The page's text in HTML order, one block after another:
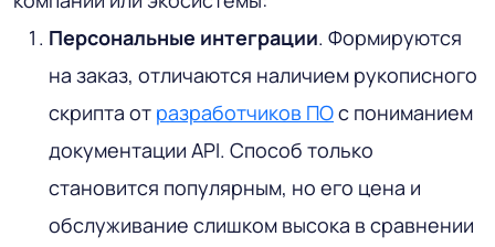
Персональные интеграции. Формируются
на заказ, отличаются наличием рукописного
скрипта от разработчиков ПОс пониманием
документации API. Способ только
становится популярным, но его цена и
обслуживание слишком высока в сравнении